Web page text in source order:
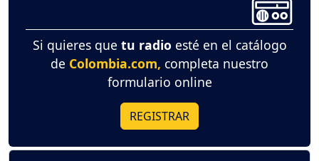
Si quieres que tu radio esté en el catálogo
de Colombia.com, completa nuestro
formulario online
REGISTRAR